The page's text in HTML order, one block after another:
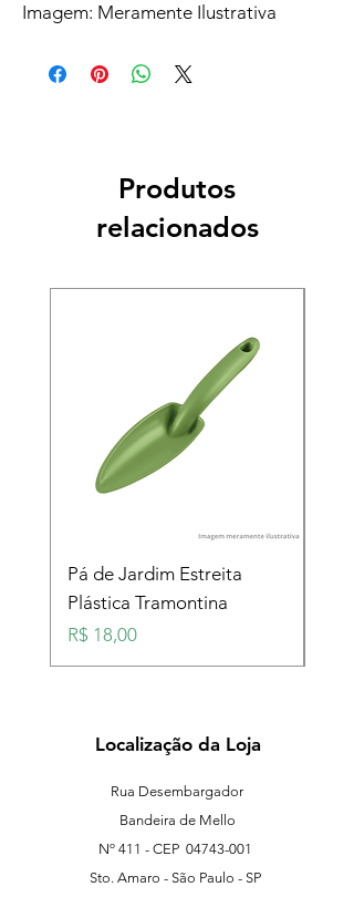
Imagem: Meramente Ilustrativa
Produtos
relacionados
Pá de Jardim Estreita
Plástica Tramontina
Preço
R$ 18,00
Localização da Loja
Rua Desembargador
Bandeira de Mello
Nº 411 - CEP 04743-001
Sto. Amaro - São Paulo - SP